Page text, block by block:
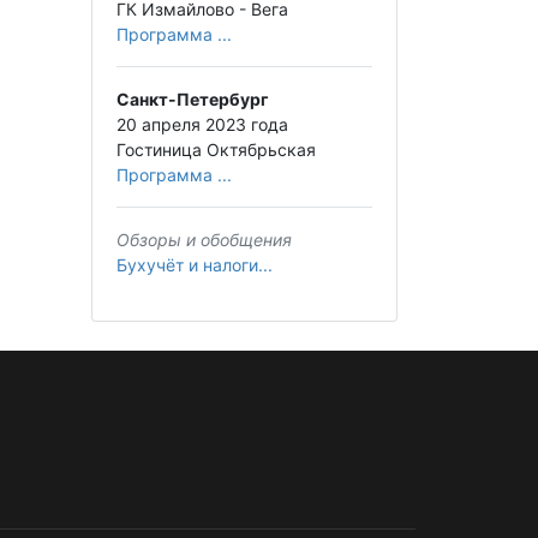
ГК Измайлово - Вега
Программа ...
Санкт-Петербург
20 апреля 2023 года
Гостиница Октябрьская
Программа ...
Обзоры и обобщения
Бухучёт и налоги...